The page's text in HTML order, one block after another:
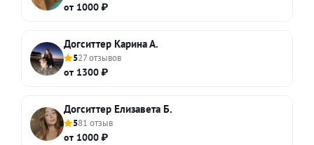
от 1000 ₽
Догситтер Карина А.
527 отзывов
от 1300 ₽
Догситтер Елизавета Б.
581 отзыв
от 1000 ₽